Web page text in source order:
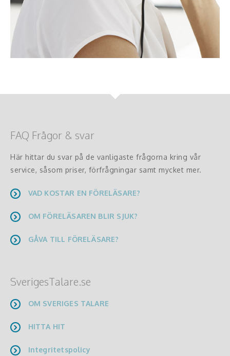
FAQ Frågor & svar
Här hittar du svar på de vanligaste frågorna kring vår
service, såsom priser, förfrågningar samt mycket mer.
VAD KOSTAR EN FÖRELÄSARE?
OM FÖRELÄSAREN BLIR SJUK?
GÅVA TILL FÖRELÄSARE?
SverigesTalare.se
OM SVERIGES TALARE
HITTA HIT
Integritetspolicy